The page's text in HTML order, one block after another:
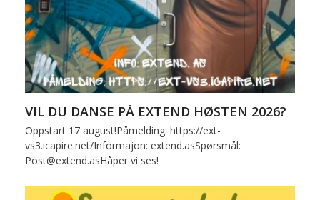
VIL DU DANSE PÅ EXTEND HØSTEN 2026?
Oppstart 17 august!Påmelding: https://ext-
vs3.icapire.net/Informajon: extend.asSpørsmål:
Post@extend.asHåper vi ses!